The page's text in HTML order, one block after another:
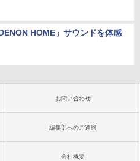
HOME」サウンドを体感
お問い合わせ
編集部へのご連絡
会社概要